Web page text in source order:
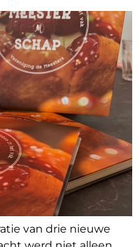
van drie nieuwe